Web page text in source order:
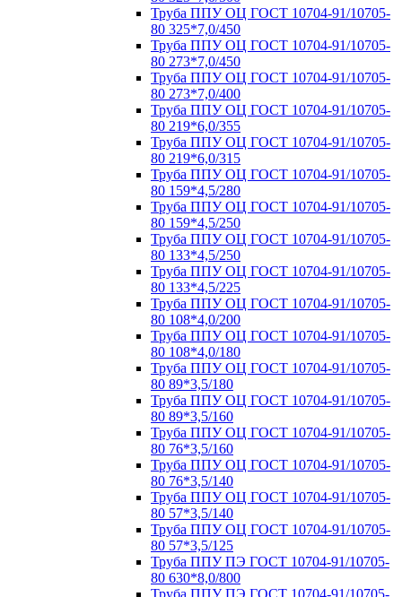
Труба ППУ ОЦ ГОСТ 10704-91/10705-
80 325*7,0/450
Труба ППУ ОЦ ГОСТ 10704-91/10705-
80 273*7,0/450
Труба ППУ ОЦ ГОСТ 10704-91/10705-
80 273*7,0/400
Труба ППУ ОЦ ГОСТ 10704-91/10705-
80 219*6,0/355
Труба ППУ ОЦ ГОСТ 10704-91/10705-
80 219*6,0/315
Труба ППУ ОЦ ГОСТ 10704-91/10705-
80 159*4,5/280
Труба ППУ ОЦ ГОСТ 10704-91/10705-
80 159*4,5/250
Труба ППУ ОЦ ГОСТ 10704-91/10705-
80 133*4,5/250
Труба ППУ ОЦ ГОСТ 10704-91/10705-
80 133*4,5/225
Труба ППУ ОЦ ГОСТ 10704-91/10705-
80 108*4,0/200
Труба ППУ ОЦ ГОСТ 10704-91/10705-
80 108*4,0/180
Труба ППУ ОЦ ГОСТ 10704-91/10705-
80 89*3,5/180
Труба ППУ ОЦ ГОСТ 10704-91/10705-
80 89*3,5/160
Труба ППУ ОЦ ГОСТ 10704-91/10705-
80 76*3,5/160
Труба ППУ ОЦ ГОСТ 10704-91/10705-
80 76*3,5/140
Труба ППУ ОЦ ГОСТ 10704-91/10705-
80 57*3,5/140
Труба ППУ ОЦ ГОСТ 10704-91/10705-
80 57*3,5/125
Труба ППУ ПЭ ГОСТ 10704-91/10705-
80 630*8,0/800
Труба ППУ ПЭ ГОСТ 10704-91/10705-